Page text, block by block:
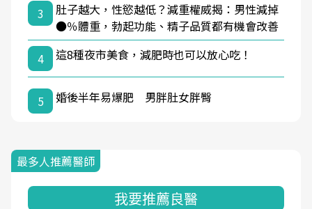
3
肚子越大，性慾越低？減重權威揭：男性減掉
●％體重，勃起功能、精子品質都有機會改善
4
這8種夜市美食，減肥時也可以放心吃！
5 婚後半年易爆肥 男胖肚女胖臀
最多人推薦醫師
我要推薦良醫